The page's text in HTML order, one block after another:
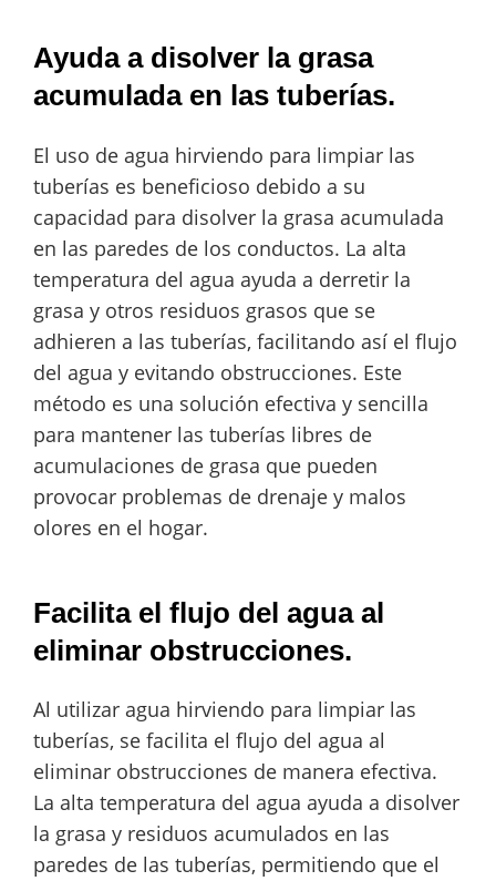
Ayuda a disolver la grasa
acumulada en las tuberías.
El uso de agua hirviendo para limpiar las
tuberías es beneficioso debido a su
capacidad para disolver la grasa acumulada
en las paredes de los conductos. La alta
temperatura del agua ayuda a derretir la
grasa y otros residuos grasos que se
adhieren a las tuberías, facilitando así el flujo
del agua y evitando obstrucciones. Este
método es una solución efectiva y sencilla
para mantener las tuberías libres de
acumulaciones de grasa que pueden
provocar problemas de drenaje y malos
olores en el hogar.
Facilita el flujo del agua al
eliminar obstrucciones.
Al utilizar agua hirviendo para limpiar las
tuberías, se facilita el flujo del agua al
eliminar obstrucciones de manera efectiva.
La alta temperatura del agua ayuda a disolver
la grasa y residuos acumulados en las
paredes de las tuberías, permitiendo que el